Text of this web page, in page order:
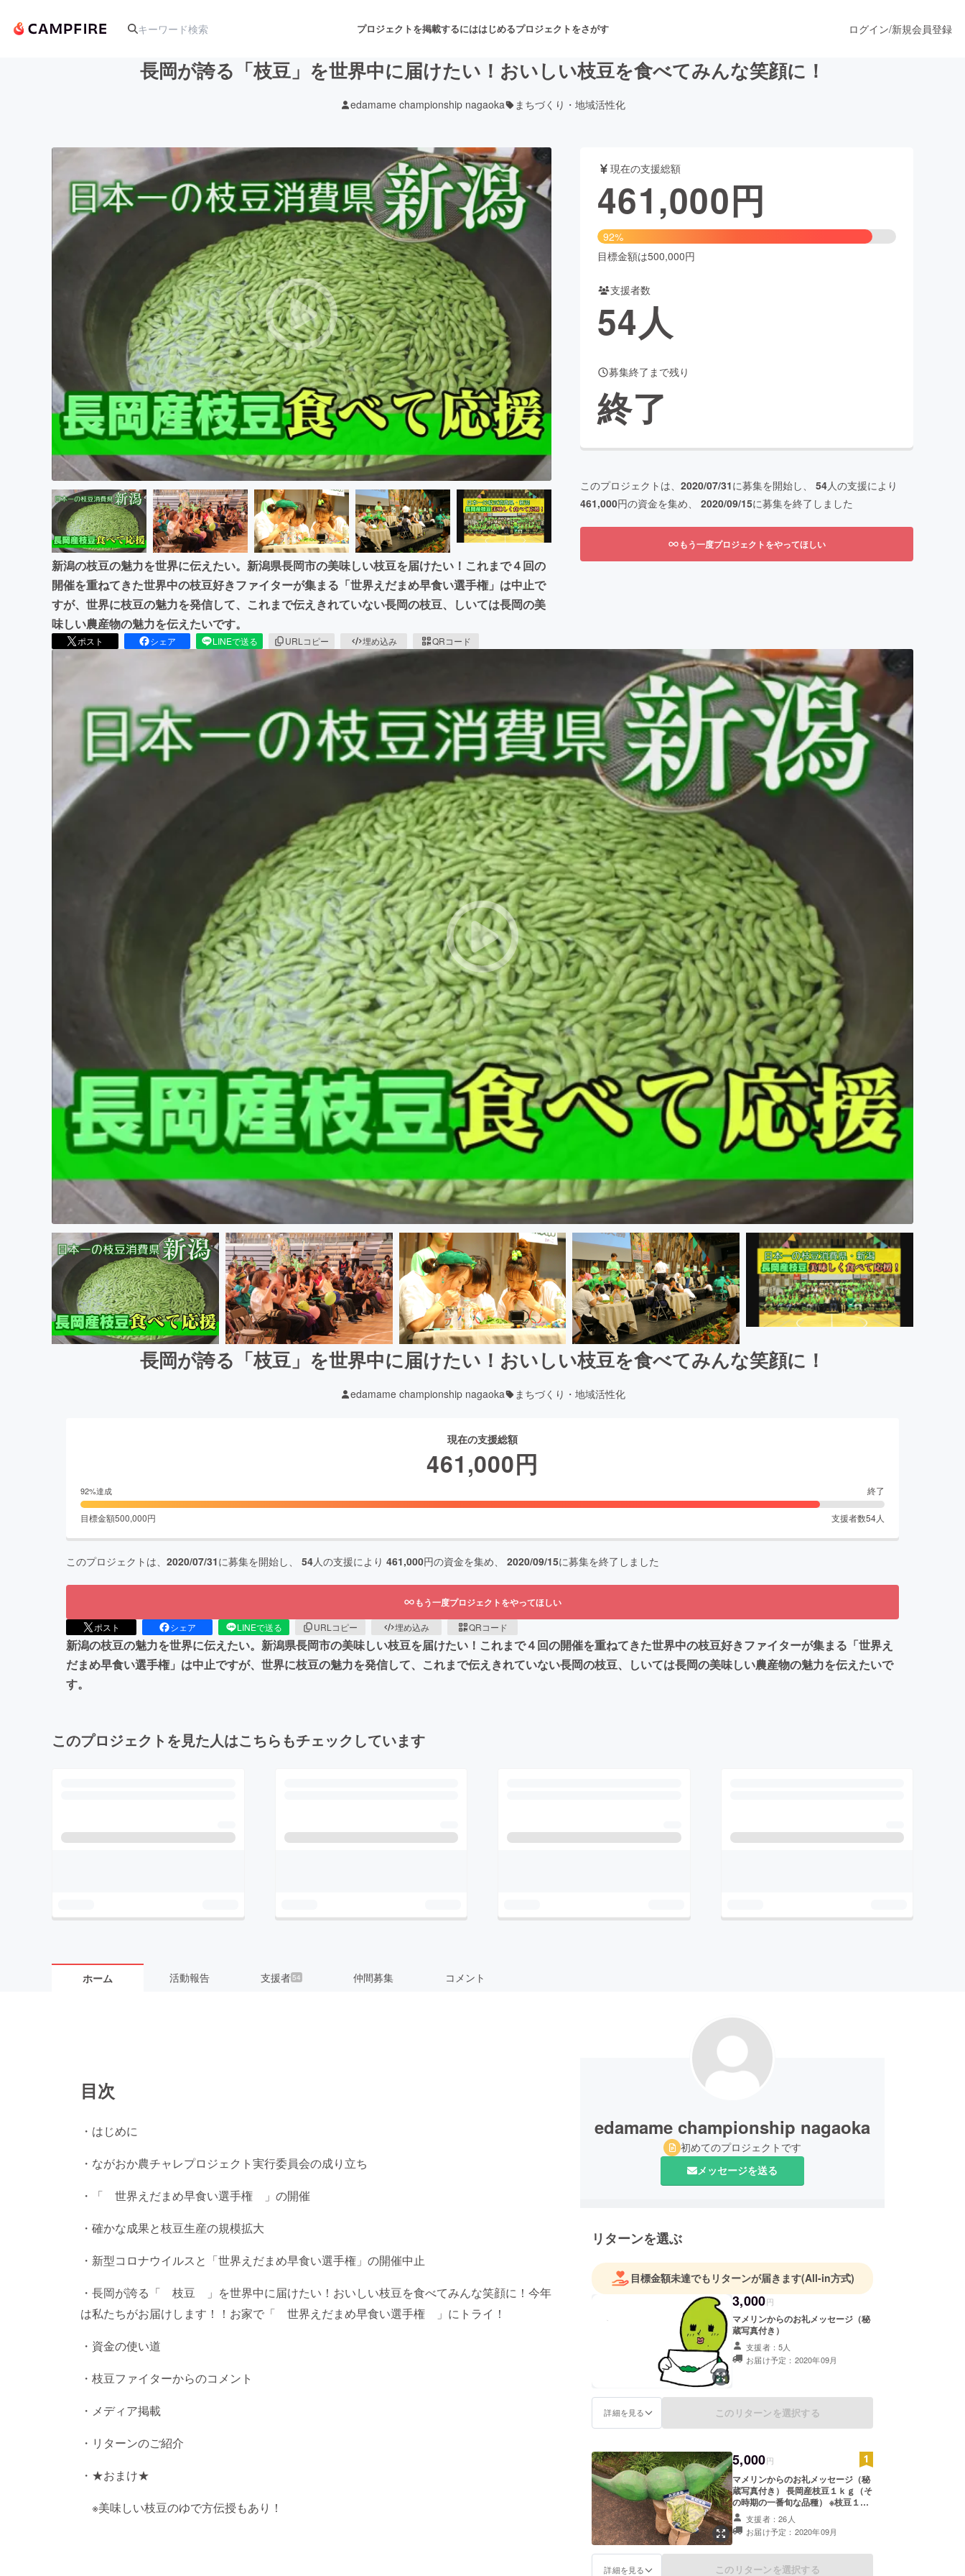
プロジェクトを掲載するにははじめるプロジェクトをさがす
アート・写真 音楽 舞台・パフォーマンス
テクノロジー・ガジェット ゲーム・サービス開発 フード・飲食店 ファッション
映像・映画 書籍・雑誌出版 アニメ・漫画
ビジネス・起業 チャレンジ ビューティー・ヘルスケア
まちづくり・地域活性化
CAMPFIRE for Social GoodCAMPFIRE Creation
CAMPFIREふるさと納税machi-yaコミュニティ
ログイン/新規会員登録
長岡が誇る「枝豆」を世界中に届けたい！おいしい枝豆を食べてみんな笑顔に！
edamame championship nagaoka まちづくり・地域活性化
新潟の枝豆の魅力を世界に伝えたい。新潟県長岡市の美味しい枝豆を届けたい！これまで４回の
開催を重ねてきた世界中の枝豆好きファイターが集まる「世界えだまめ早食い選手権」は中止で
すが、世界に枝豆の魅力を発信して、これまで伝えきれていない長岡の枝豆、しいては長岡の美
味しい農産物の魅力を伝えたいです。
ポスト シェア LINEで送る URLコピー 埋め込み QRコード
現在の支援総額
461,000円
92%
目標金額は500,000円
支援者数
54人
募集終了まで残り
終了
このプロジェクトは、 2020/07/31に募集を開始し、 54人の支援により
461,000円の資金を集め、 2020/09/15に募集を終了しました
もう一度プロジェクトをやってほしい
長岡が誇る「枝豆」を世界中に届けたい！おいしい枝豆を食べてみんな笑顔に！
edamame championship nagaoka まちづくり・地域活性化
現在の支援総額
461,000円
92%達成 終了
目標金額500,000円 支援者数54人
このプロジェクトは、 2020/07/31に募集を開始し、 54人の支援により 461,000円の資金を集め、 2020/09/15に募集を終了しました
もう一度プロジェクトをやってほしい
ポスト シェア LINEで送る URLコピー 埋め込み QRコード
新潟の枝豆の魅力を世界に伝えたい。新潟県長岡市の美味しい枝豆を届けたい！これまで４回の開催を重ねてきた世界中の枝豆好きファイターが集まる「世界え
だまめ早食い選手権」は中止ですが、世界に枝豆の魅力を発信して、これまで伝えきれていない長岡の枝豆、しいては長岡の美味しい農産物の魅力を伝えたいで
す。
このプロジェクトを見た人はこちらもチェックしています
ホーム 活動報告 支援者54 仲間募集 コメント
目次
・はじめに
・ながおか農チャレプロジェクト実行委員会の成り立ち
・「 世界えだまめ早食い選手権 」の開催
・確かな成果と枝豆生産の規模拡大
・新型コロナウイルスと「世界えだまめ早食い選手権」の開催中止
・長岡が誇る「 枝豆 」を世界中に届けたい！おいしい枝豆を食べてみんな笑顔に！今年
は私たちがお届けします！！お家で「 世界えだまめ早食い選手権 」にトライ！
・資金の使い道
・枝豆ファイターからのコメント
・メディア掲載
・リターンのご紹介
・★おまけ★
※美味しい枝豆のゆで方伝授もあり！
edamame championship nagaoka
初めてのプロジェクトです
メッセージを送る
リターンを選ぶ
目標金額未達でもリターンが届きます(All-in方式)
3,000円
マメリンからのお礼メッセージ（秘
蔵写真付き）
支援者：5人
お届け予定：2020年09月
詳細を見る このリターンを選択する
5,000円
マメリンからのお礼メッセージ（秘
蔵写真付き） 長岡産枝豆１ｋｇ（そ
の時期の一番旬な品種） ※枝豆１ｋ
ｇで１梱包（２５０ｇ×４袋） （リ
ターン発送（予定）） 9月20～22日
（9月15日まで受付分）
支援者：26人
お届け予定：2020年09月
詳細を見る このリターンを選択する